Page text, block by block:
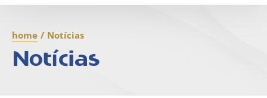
home / Notícias
Notícias